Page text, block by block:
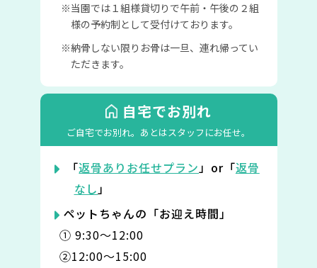
当園では１組様貸切りで午前・午後の２組
様の予約制として受付けております。
納骨しない限りお骨は一旦、連れ帰ってい
ただきます。
自宅でお別れ
ご自宅でお別れ。 あとはスタッフにお任せ。
「返骨ありお任せプラン」or「返骨
なし」
ペットちゃんの「お迎え時間」
① 9:30〜12:00
②12:00〜15:00